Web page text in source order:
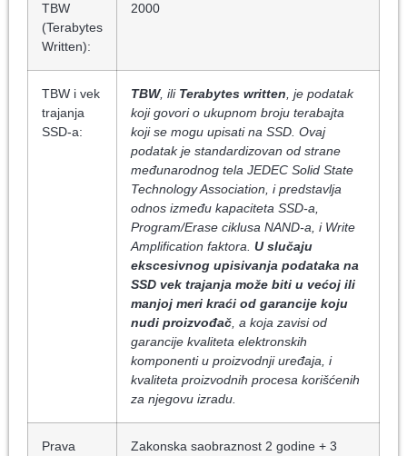
TBW
(Terabytes
Written):
2000
TBW i vek
trajanja
SSD-a:
TBW, ili Terabytes written, je podatak
koji govori o ukupnom broju terabajta
koji se mogu upisati na SSD. Ovaj
podatak je standardizovan od strane
međunarodnog tela JEDEC Solid State
Technology Association, i predstavlja
odnos između kapaciteta SSD-a,
Program/Erase ciklusa NAND-a, i Write
Amplification faktora. U slučaju
ekscesivnog upisivanja podataka na
SSD vek trajanja može biti u većoj ili
manjoj meri kraći od garancije koju
nudi proizvođač, a koja zavisi od
garancije kvaliteta elektronskih
komponenti u proizvodnji uređaja, i
kvaliteta proizvodnih procesa korišćenih
za njegovu izradu.
Prava
Zakonska saobraznost 2 godine + 3